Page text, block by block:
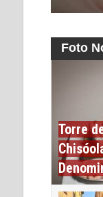
Foto
Torre